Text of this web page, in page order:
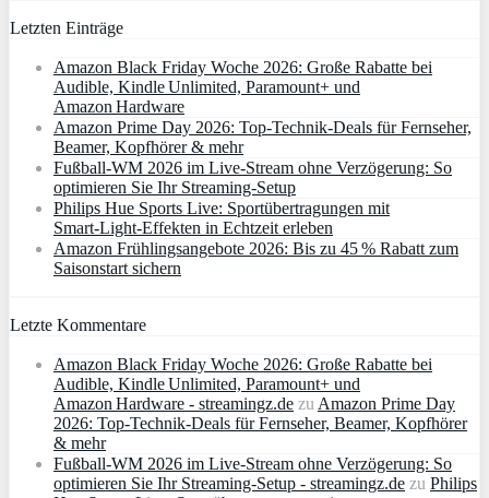
Letzten Einträge
Amazon Black Friday Woche 2026: Große Rabatte bei
Audible, Kindle Unlimited, Paramount+ und
Amazon Hardware
Amazon Prime Day 2026: Top-Technik-Deals für Fernseher,
Beamer, Kopfhörer & mehr
Fußball-WM 2026 im Live-Stream ohne Verzögerung: So
optimieren Sie Ihr Streaming-Setup
Philips Hue Sports Live: Sportübertragungen mit
Smart‑Light‑Effekten in Echtzeit erleben
Amazon Frühlingsangebote 2026: Bis zu 45 % Rabatt zum
Saisonstart sichern
Letzte Kommentare
Amazon Black Friday Woche 2026: Große Rabatte bei
Audible, Kindle Unlimited, Paramount+ und
Amazon Hardware - streamingz.de zuAmazon Prime Day
2026: Top-Technik-Deals für Fernseher, Beamer, Kopfhörer
& mehr
Fußball-WM 2026 im Live-Stream ohne Verzögerung: So
optimieren Sie Ihr Streaming-Setup - streamingz.de zu Philips